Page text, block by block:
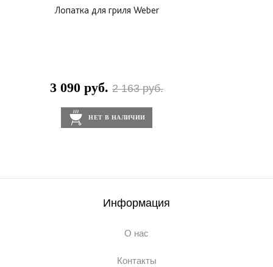
Лопатка для гриля Weber
3 090 руб. 2 163 руб.
НЕТ В НАЛИЧИИ
Информация
О нас
Контакты